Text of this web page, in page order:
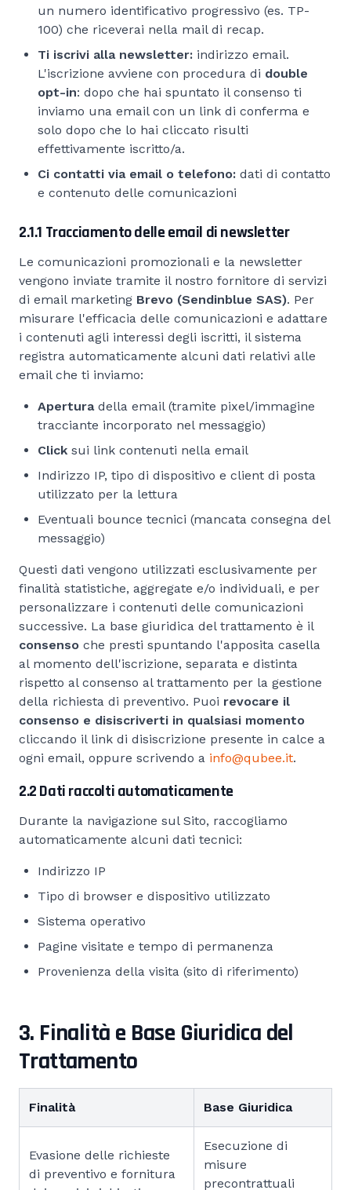
un numero identificativo progressivo (es. TP-
100) che riceverai nella mail di recap.
Ti iscrivi alla newsletter: indirizzo email.
L'iscrizione avviene con procedura di double
opt-in: dopo che hai spuntato il consenso ti
inviamo una email con un link di conferma e
solo dopo che lo hai cliccato risulti
effettivamente iscritto/a.
Ci contatti via email o telefono: dati di contatto
e contenuto delle comunicazioni
2.1.1 Tracciamento delle email di newsletter
Le comunicazioni promozionali e la newsletter
vengono inviate tramite il nostro fornitore di servizi
di email marketing Brevo (Sendinblue SAS). Per
misurare l'efficacia delle comunicazioni e adattare
i contenuti agli interessi degli iscritti, il sistema
registra automaticamente alcuni dati relativi alle
email che ti inviamo:
Aperturadella email (tramite pixel/immagine
tracciante incorporato nel messaggio)
Click sui link contenuti nella email
Indirizzo IP, tipo di dispositivo e client di posta
utilizzato per la lettura
Eventuali bounce tecnici (mancata consegna del
messaggio)
Questi dati vengono utilizzati esclusivamente per
finalità statistiche, aggregate e/o individuali, e per
personalizzare i contenuti delle comunicazioni
successive. La base giuridica del trattamento è il
consenso che presti spuntando l'apposita casella
al momento dell'iscrizione, separata e distinta
rispetto al consenso al trattamento per la gestione
della richiesta di preventivo. Puoi revocare il
consenso e disiscriverti in qualsiasi momento
cliccando il link di disiscrizione presente in calce a
ogni email, oppure scrivendo a info@qubee.it.
2.2 Dati raccolti automaticamente
Durante la navigazione sul Sito, raccogliamo
automaticamente alcuni dati tecnici:
Indirizzo IP
Tipo di browser e dispositivo utilizzato
Sistema operativo
Pagine visitate e tempo di permanenza
Provenienza della visita (sito di riferimento)
3. Finalità e Base Giuridica del
Trattamento
Finalità Base Giuridica
Evasione delle richieste
di preventivo e fornitura
Esecuzione di
misure
precontrattuali